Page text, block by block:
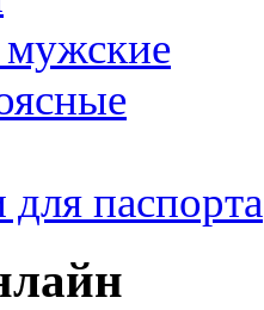
паспорта